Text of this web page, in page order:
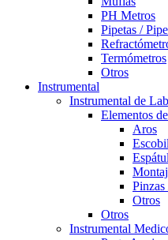
PH Metros
Pipetas /
Termómetros
Otros
Instrumental
Instrumental de
Elementos
Aros
Pinzas
Otros
Otros
Instrumental